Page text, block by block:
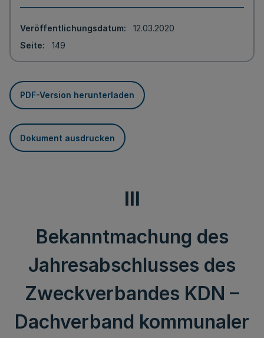
Veröffentlichungsdatum
12.03.2020
Seite
149
PDF-Version herunterladen
Dokument ausdrucken
III
Bekanntmachung des
Jahresabschlusses des
Zweckverbandes KDN –
Dachverband kommunaler